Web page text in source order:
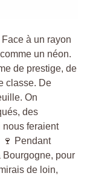
à un rayon
un néon.
de prestige, de
classe. De
On
des
nous feraient
🍷 Pendant
Bourgogne, pour
de loin,